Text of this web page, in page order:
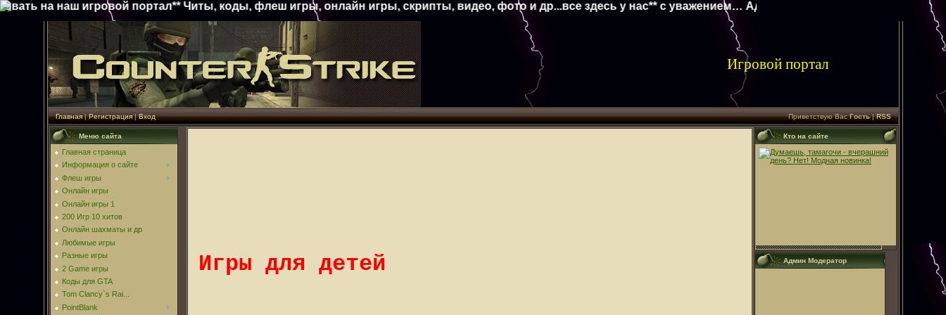
на наш игровой портал** Читы, коды, флеш игры, онлайн игры, скрипты, видео, фото и др...все здесь у нас** с уважением… Админ…**
Игровой портал
Главная|Регистрация|Вход Приветствую Вас Гость|RSS
Меню сайта
Главная страница
Информация о сайте
Флеш игры
Онлайн игры
Онлайн игры 1
200 Игр 10 хитов
Онлайн шахматы и др
Любимые игры
Разные игры
2 Game игры
Коды для GTA
Tom Clancy`s Rai...
PointBlank
Игры для детей
Кто на сайте
Админ Модератор